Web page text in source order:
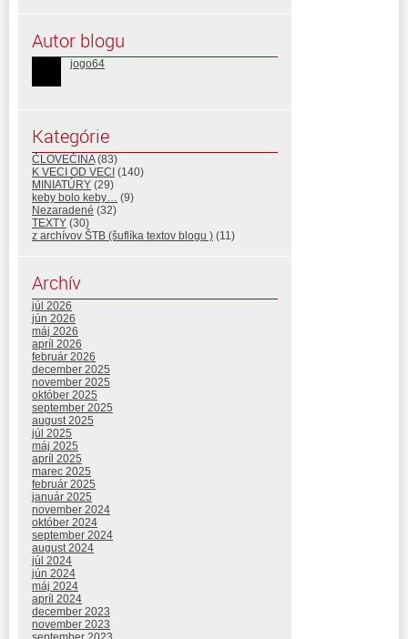
Autor blogu
jogo64
Kategórie
ČLOVEČINA(83)
K VECI OD VECI (140)
MINIATÚRY (29)
keby bolo keby… (9)
Nezaradené (32)
TEXTY (30)
z archívov ŠTB (šuflíka textov blogu ) (11)
Archív
júl 2026
jún 2026
máj 2026
apríl 2026
február 2026
december 2025
november 2025
október 2025
september 2025
august 2025
júl 2025
máj 2025
apríl 2025
marec 2025
február 2025
január 2025
november 2024
október 2024
september 2024
august 2024
júl 2024
jún 2024
máj 2024
apríl 2024
december 2023
november 2023